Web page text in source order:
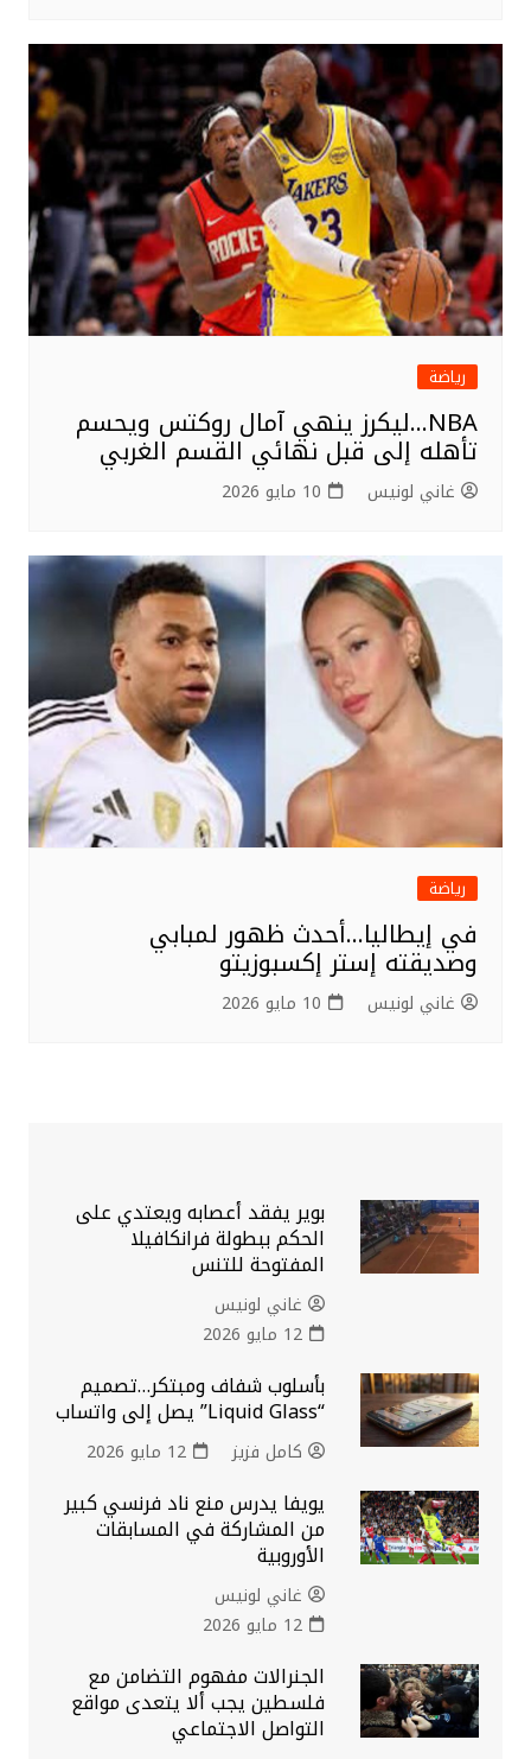
رياضة
NBA…ليكرز ينهي آمال روكتس ويحسم
تأهله إلى قبل نهائي القسم الغربي
غاني لونيس 10 مايو 2026
رياضة
في إيطاليا…أحدث ظهور لمبابي
وصديقته إستر إكسبوزيتو
غاني لونيس 10 مايو 2026
بوير يفقد أعصابه ويعتدي على
الحكم ببطولة فرانكافيلا
المفتوحة للتنس
غاني لونيس
12 مايو 2026
بأسلوب شفاف ومبتكر…تصميم
“Liquid Glass” يصل إلى واتساب
كامل فزيز 12 مايو 2026
يويفا يدرس منع ناد فرنسي كبير
من المشاركة في المسابقات
الأوروبية
غاني لونيس
12 مايو 2026
الجنرالات مفهوم التضامن مع
فلسطين يجب ألا يتعدى مواقع
التواصل الاجتماعي